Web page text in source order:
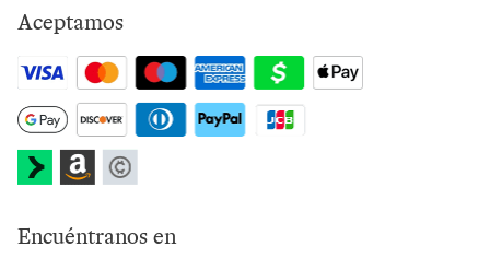
Aceptamos
Encuéntranos en